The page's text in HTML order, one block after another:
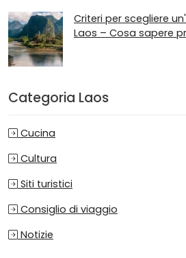
Criteri per scegliere
Laos – Cosa sapere
Categoria Laos
Cucina
Cultura
Siti turistici
Consiglio di viaggio
Notizie